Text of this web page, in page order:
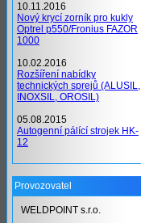
10.11.2016
Nový krycí zorník pro kukly
Optrel p550/Fronius FAZOR
1000
10.02.2016
Rozšíření nabídky
technických sprejů (ALUSIL,
INOXSIL, OROSIL)
05.08.2015
Autogenní pálící strojek HK-
12
Provozovatel
WELDPOINT s.r.o.